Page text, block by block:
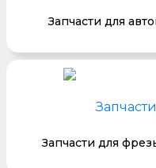
Запчасти для
Запчасти для